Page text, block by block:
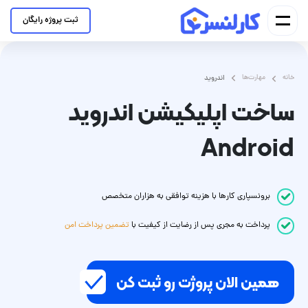
ثبت پروژه رایگان
خانه مهارت‌ها اندروید
ساخت اپلیکیشن اندروید
Android
برونسپاری کارها با هزینه توافقی به هزاران متخصص
پرداخت به مجری پس از رضایت از کیفیت با تضمین پرداخت امن
همین الان پروژت رو ثبت کن